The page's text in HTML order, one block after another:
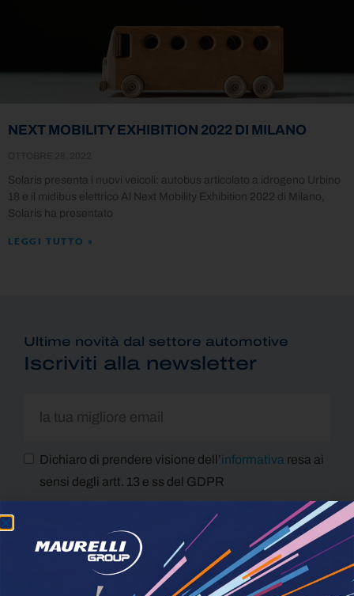
NEXT MOBILITY EXHIBITION 2022 DI MILANO
Solaris presenta i nuovi veicoli: autobus articolato a idrogeno Urbino
18 e il midibus elettrico Al Next Mobility Exhibition 2022 di Milano,
Solaris ha presentato
LEGGI TUTTO »
Ultime novità dal settore automotive
Iscriviti alla newsletter
Dichiaro di prendere visione dell’informativa resa ai
sensi degli artt. 13 e ss del GDPR
Dichiaro di voler prestare il mio consenso per le
attività finalizzate al Marketing
ISCRIVITI